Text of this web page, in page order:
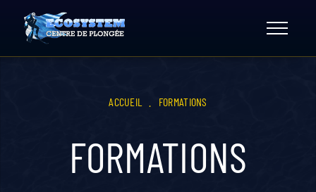
content
ACCUEIL FORMATIONS
FORMATIONS